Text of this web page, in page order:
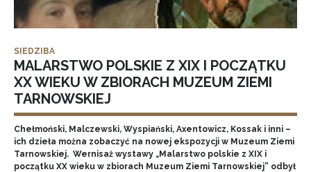
SIEDZIBA
MALARSTWO POLSKIE Z XIX I POCZĄTKU
XX WIEKU W ZBIORACH MUZEUM ZIEMI
TARNOWSKIEJ
Chełmoński, Malczewski, Wyspiański, Axentowicz, Kossak i inni –
ich dzieła można zobaczyć na nowej ekspozycji w Muzeum Ziemi
Tarnowskiej. Wernisaż wystawy „Malarstwo polskie z XIX i
początku XX wieku w zbiorach Muzeum Ziemi Tarnowskiej” odbył